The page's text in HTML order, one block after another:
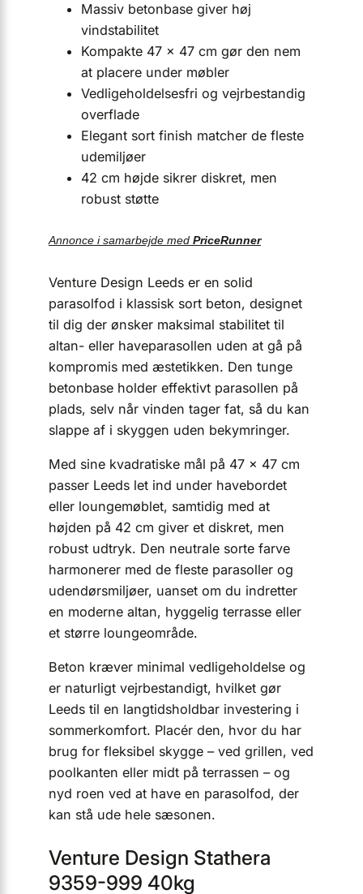
Massiv betonbase giver høj
vindstabilitet
Kompakte 47 × 47 cm gør den nem
at placere under møbler
Vedligeholdelsesfri og vejrbestandig
overflade
Elegant sort finish matcher de fleste
udemiljøer
42 cm højde sikrer diskret, men
robust støtte
Annonce i samarbejde med PriceRunner
Venture Design Leeds er en solid
parasolfod i klassisk sort beton, designet
til dig der ønsker maksimal stabilitet til
altan- eller haveparasollen uden at gå på
kompromis med æstetikken. Den tunge
betonbase holder effektivt parasollen på
plads, selv når vinden tager fat, så du kan
slappe af i skyggen uden bekymringer.
Med sine kvadratiske mål på 47 × 47 cm
passer Leeds let ind under havebordet
eller loungemøblet, samtidig med at
højden på 42 cm giver et diskret, men
robust udtryk. Den neutrale sorte farve
harmonerer med de fleste parasoller og
udendørsmiljøer, uanset om du indretter
en moderne altan, hyggelig terrasse eller
et større loungeområde.
Beton kræver minimal vedligeholdelse og
er natur­ligt vejrbestandigt, hvilket gør
Leeds til en langtidsholdbar investering i
sommerkomfort. Placér den, hvor du har
brug for fleksibel skygge – ved grillen, ved
poolkanten eller midt på terrassen – og
nyd roen ved at have en parasolfod, der
kan stå ude hele sæsonen.
Venture Design Stathera
9359-999 40kg